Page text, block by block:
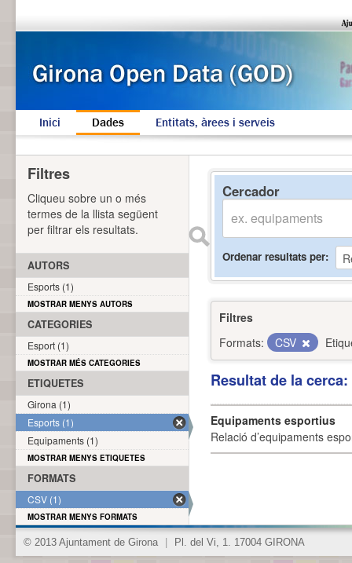
Inici Dades Entitats, àrees i serveis
Cercador
Ordenar resultats per
Filtres
Formats:
CSV
Resultat de la
Equipaments esportius
Relació d’equipaments
Filtres
Cliqueu sobre un o més
termes de la llista següent
per filtrar els resultats.
AUTORS
Esports (1)
MOSTRAR MENYS AUTORS
CATEGORIES
Esport (1)
MOSTRAR MÉS CATEGORIES
ETIQUETES
Girona (1)
Esports (1)
Equipaments (1)
MOSTRAR MENYS ETIQUETES
FORMATS
CSV (1)
MOSTRAR MENYS FORMATS
© 2013 Ajuntament de Girona Pl. del Vi, 1. 17004 GIRONA